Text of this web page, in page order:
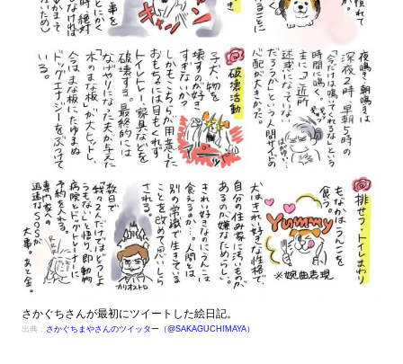
さかぐちさんが最初にツイートした絵日記。
出典： さかぐちまやさんのツイッター（@SAKAGUCHIMAYA）